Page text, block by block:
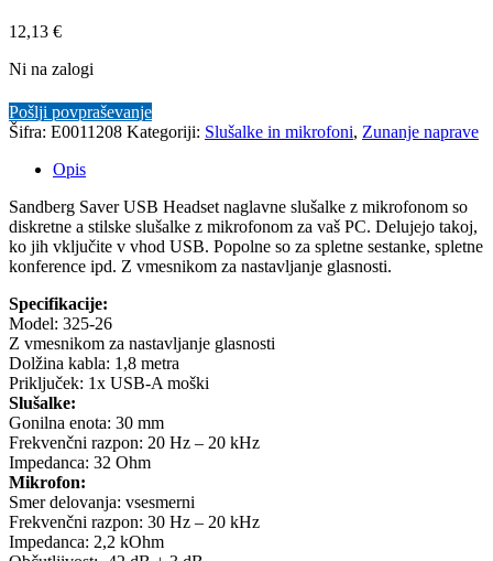
12,13 €
Ni na zalogi
Pošlji povpraševanje
Šifra: E0011208 Kategoriji: Slušalke in mikrofoni, Zunanje naprave
Opis
Sandberg Saver USB Headset naglavne slušalke z mikrofonom so
diskretne a stilske slušalke z mikrofonom za vaš PC. Delujejo takoj,
ko jih vključite v vhod USB. Popolne so za spletne sestanke, spletne
konference ipd. Z vmesnikom za nastavljanje glasnosti.
Specifikacije:
Model: 325-26
Z vmesnikom za nastavljanje glasnosti
Dolžina kabla: 1,8 metra
Priključek: 1x USB-A moški
Slušalke:
Gonilna enota: 30 mm
Frekvenčni razpon: 20 Hz – 20 kHz
Impedanca: 32 Ohm
Mikrofon:
Smer delovanja: vsesmerni
Frekvenčni razpon: 30 Hz – 20 kHz
Impedanca: 2,2 kOhm